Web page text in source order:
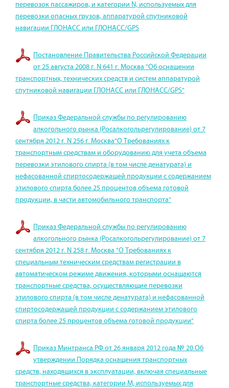
перевозок пассажиров, и категории N, используемых для
перевозки опасных грузов, аппаратурой спутниковой
навигации ГЛОНАСС или ГЛОНАСС/GPS
Постановление Правительства Российской Федерации
от 25 августа 2008 г. N 641 г. Москва "Об оснащении
транспортных, технических средств и систем аппаратурой
спутниковой навигации ГЛОНАСС или ГЛОНАСС/GPS"
Приказ Федеральной службы по регулированию
алкогольного рынка (Росалкогольрегулирование) от 7
сентября 2012 г. N 256 г. Москва"О Требованиях к
транспортным средствам и оборудованию для учета объема
перевозки этилового спирта (в том числе денатурата) и
нефасованной спиртосодержащей продукции с содержанием
этилового спирта более 25 процентов объема готовой
продукции, в части автомобильного транспорта"
Приказ Федеральной службы по регулированию
алкогольного рынка (Росалкогольрегулирование) от 7
сентября 2012 г. N 258 г. Москва "О Требованиях к
специальным техническим средствам регистрации в
автоматическом режиме движения, которыми оснащаются
транспортные средства, осуществляющие перевозки
этилового спирта (в том числе денатурата) и нефасованной
спиртосодержащей продукции с содержанием этилового
спирта более 25 процентов объема готовой продукции"
Приказ Минтранса РФ от 26 января 2012 года № 20 Об
утверждении Порядка оснащения транспортных
средств, находящихся в эксплуатации, включая специальные
транспортные средства, категории M, используемых для